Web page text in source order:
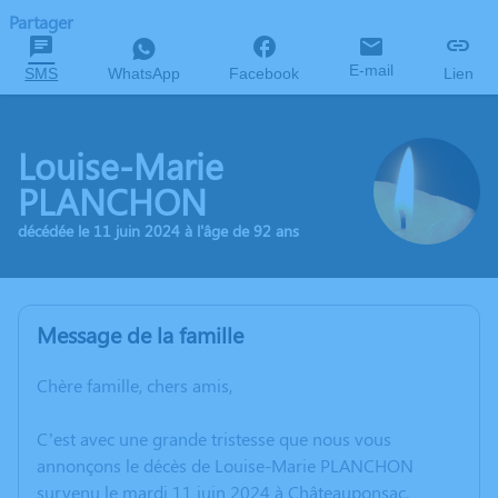
Partager
SMS WhatsApp Facebook E-mail Lien
Louise-Marie
PLANCHON
décédée le 11 juin 2024 à l'âge de 92 ans
Message de la famille
Chère famille, chers amis,
C’est avec une grande tristesse que nous vous
annonçons le décès de Louise-Marie PLANCHON
survenu le mardi 11 juin 2024 à Châteauponsac.